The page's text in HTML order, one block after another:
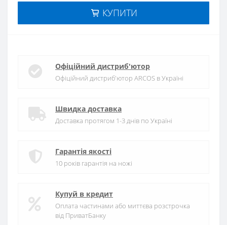
КУПИТИ
Офіційний дистриб'ютор
Офіційний дистриб'ютор ARCOS в Україні
Швидка доставка
Доставка протягом 1-3 днів по Україні
Гарантія якості
10 років гарантія на ножі
Купуй в кредит
Оплата частинами або миттєва розстрочка
від ПриватБанку